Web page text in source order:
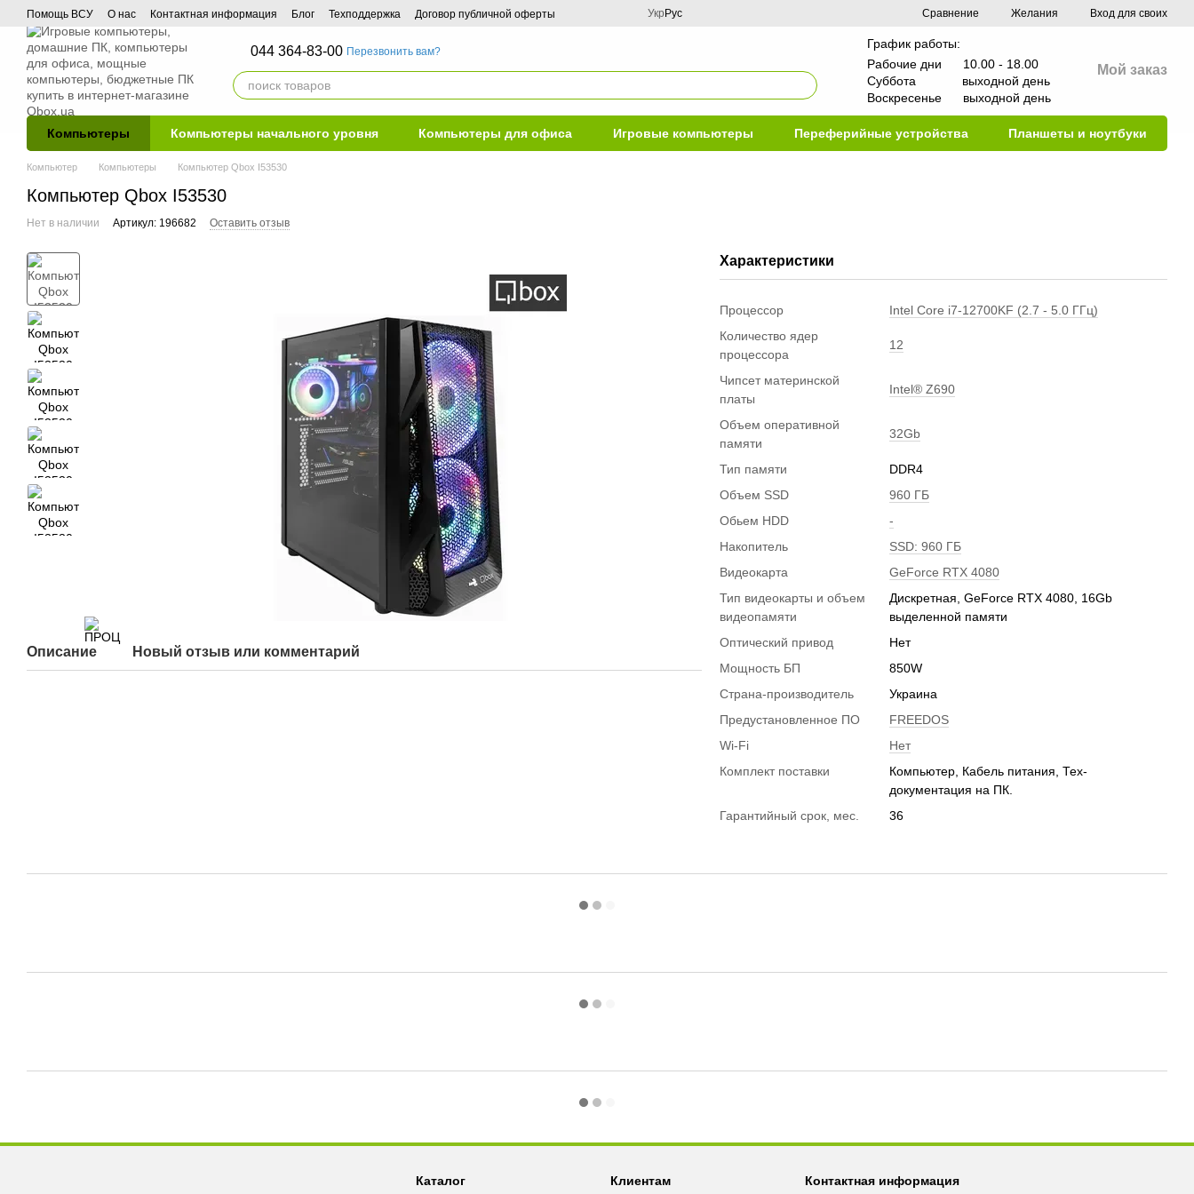
Перейти к основному контенту
Помощь ВСУ О нас Контактная информация Блог Техподдержка Договор публичной оферты Укр Рус Сравнение Желания Вход для своих
044 364-83-00 Перезвонить вам?
График работы:
Рабочие дни 10.00 - 18.00
Суббота выходной день
Воскресенье выходной день
Мой заказ
Компьютеры Компьютеры начального уровня Компьютеры для офиса Игровые компьютеры Переферийные устройства Планшеты и ноутбуки
Компьютер Компьютеры Компьютер Qbox I53530
Компьютер Qbox I53530
Нет в наличии Артикул: 196682 Оставить отзыв
Описание Новый отзыв или комментарий
Характеристики
Процессор
Intel Core i7-12700KF (2.7 - 5.0 ГГц)
Количество ядер
процессора
12
Чипсет материнской
платы
Intel® Z690
Объем оперативной
памяти
32Gb
Тип памяти
DDR4
Объем SSD
960 ГБ
Обьем HDD
-
Накопитель
SSD: 960 ГБ
Видеокарта
GeForce RTX 4080
Тип видеокарты и объем
видеопамяти
Дискретная, GeForce RTX 4080, 16Gb
выделенной памяти
Оптический привод
Нет
Мощность БП
850W
Страна-производитель
Украина
Предустановленное ПО
FREEDOS
Wi-Fi
Нет
Комплект поставки
Компьютер, Кабель питания, Тех-
документация на ПК.
Гарантийный срок, мес.
36
Каталог Клиентам Контактная информация